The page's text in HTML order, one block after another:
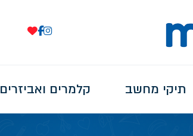
תיקי מחשב קלמרים ואביזרים